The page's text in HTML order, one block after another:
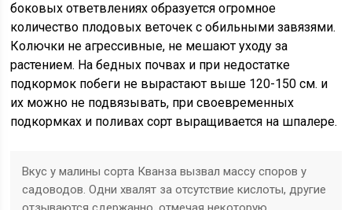
боковых ответвлениях образуется огромное
количество плодовых веточек с обильными завязями.
Колючки не агрессивные, не мешают уходу за
растением. На бедных почвах и при недостатке
подкормок побеги не вырастают выше 120-150 см. и
их можно не подвязывать, при своевременных
подкормках и поливах сорт выращивается на шпалере.
Вкус у малины сорта Кванза вызвал массу споров у
садоводов. Одни хвалят за отсутствие кислоты, другие